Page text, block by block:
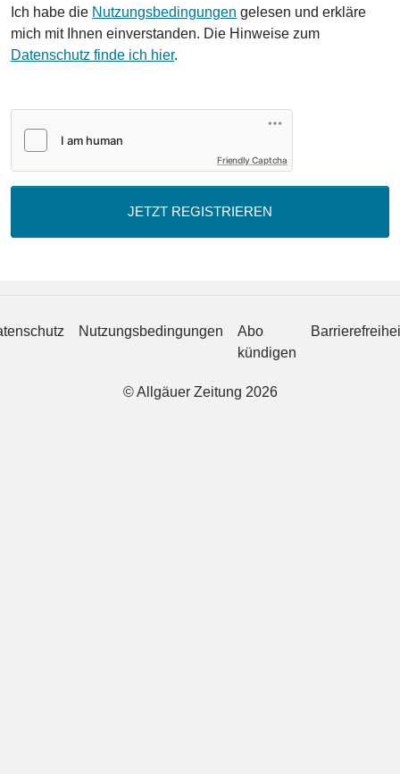
Ich habe die Nutzungsbedingungen gelesen und erkläre
mich mit Ihnen einverstanden. Die Hinweise zum
Datenschutz finde ich hier.
Friendly Captcha
JETZT REGISTRIEREN
Nutzungsbedingungen
Abo
kündigen
© Allgäuer Zeitung 2026